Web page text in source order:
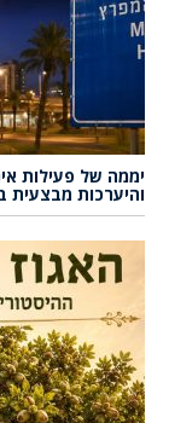
יממה של פעילות
והיערכות מבצעית